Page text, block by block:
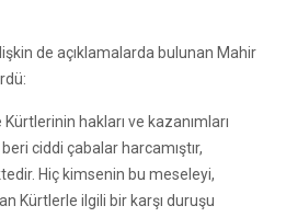
de açıklamalarda bulunan Mahir
hakları ve kazanımları
ciddi çabalar harcamıştır,
Hiç kimsenin bu meseleyi,
Kürtlerle ilgili bir karşı duruşu